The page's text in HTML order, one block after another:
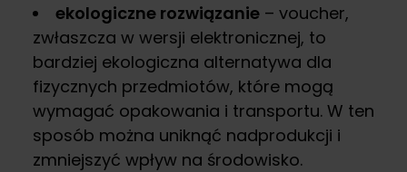
ekologiczne rozwiązanie – voucher,
zwłaszcza w wersji elektronicznej, to
bardziej ekologiczna alternatywa dla
fizycznych przedmiotów, które mogą
wymagać opakowania i transportu. W ten
sposób można uniknąć nadprodukcji i
zmniejszyć wpływ na środowisko.